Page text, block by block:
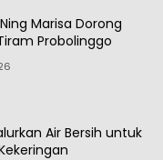
Marisa Dorong
Probolinggo
Air Bersih untuk